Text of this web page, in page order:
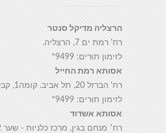
הרצליה מדיקל סנטר
רח' רמת ים 7, הרצליה.
לזימון תורים: 9499*
אסותא רמת החייל
רח' הברזל 20, תל אביב. קומה1, קבלה 9
לזימון תורים: 9499*
אסותא אשדוד
רח׳ מנחם בגין, מרכז כלניות - שער 2